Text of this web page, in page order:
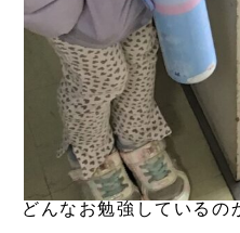
どんなお勉強しているの